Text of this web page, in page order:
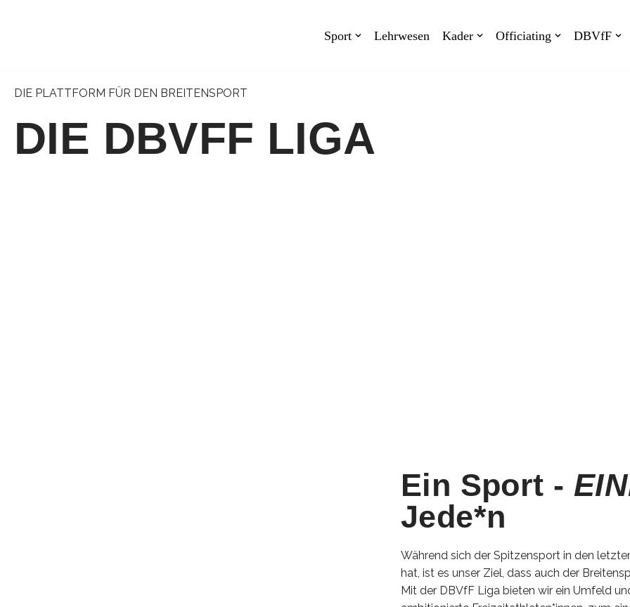
Sport Lehrwesen Kader Officiating DBVfF
DIE PLATTFORM FÜR DEN BREITENSPORT
DIE DBVFF LIGA
Ein Sport -
Jede*n
Während sich der Spitzensport in den
hat, ist es unser Ziel, dass auch der
Mit der DBVfF Liga bieten wir ein Umfeld